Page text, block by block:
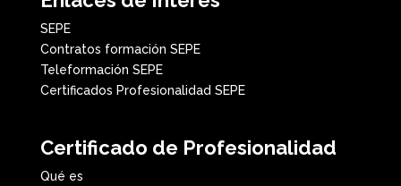
SEPE
Contratos formación SEPE
Teleformación SEPE
Certificados Profesionalidad SEPE
Certificado de Profesionalidad
Qué es